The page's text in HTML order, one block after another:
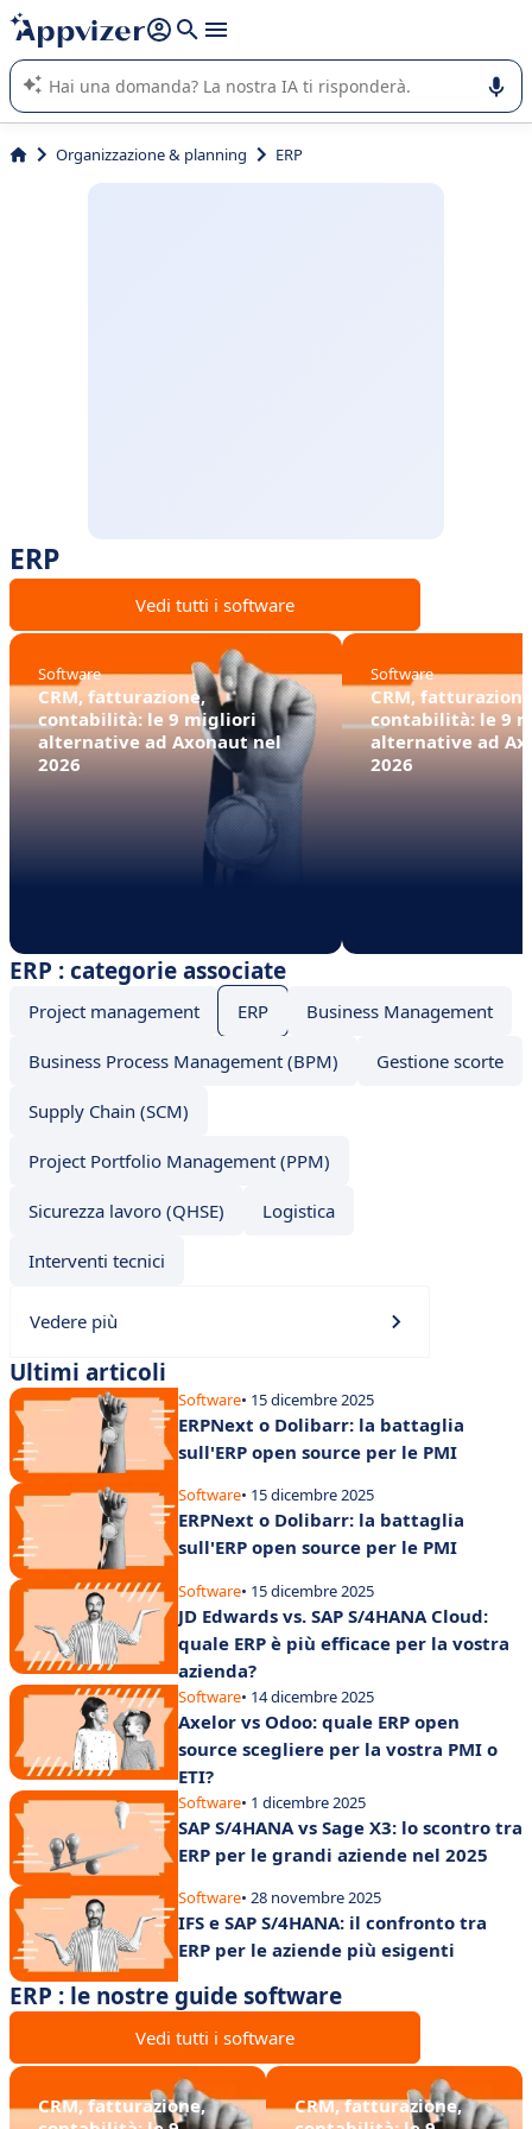
righe con
shift + enter
L'IA di Appvizer vi guida nell'utilizzo o nella scelta di un
software SaaS per la vostra azienda.
Organizzazione & planning ERP
ERP
Vedi tutti i software
Software
CRM, fatturazione,
contabilità: le 9 migliori
alternative ad Axonaut nel
2026
Software
CRM,
contabilità: le 9
alternative ad
2026
ERP : categorie associate
Project management ERP Business Management
Business Process Management (BPM) Gestione scorte
Supply Chain (SCM)
Project Portfolio Management (PPM)
Sicurezza lavoro (QHSE) Logistica
Interventi tecnici
Vedere più
Ultimi articoli
Software• 15 dicembre 2025
ERPNext o Dolibarr: la battaglia
sull'ERP open source per le PMI
Software• 15 dicembre 2025
ERPNext o Dolibarr: la battaglia
sull'ERP open source per le PMI
Software• 15 dicembre 2025
JD Edwards vs. SAP S/4HANA Cloud:
quale ERP è più efficace per la vostra
azienda?
Software• 14 dicembre 2025
Axelor vs Odoo: quale ERP open
source scegliere per la vostra PMI o
ETI?
Software• 1 dicembre 2025
SAP S/4HANA vs Sage X3: lo scontro tra
ERP per le grandi aziende nel 2025
Software• 28 novembre 2025
IFS e SAP S/4HANA: il confronto tra
ERP per le aziende più esigenti
ERP : le nostre guide software
Vedi tutti i software
CRM, fatturazione,
CRM, fatturazione,